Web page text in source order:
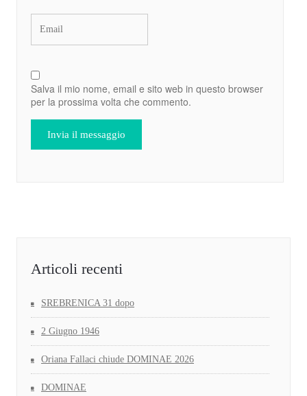
Salva il mio nome, email e sito web in questo browser
per la prossima volta che commento.
Articoli recenti
SREBRENICA 31 dopo
2 Giugno 1946
Oriana Fallaci chiude DOMINAE 2026
DOMINAE